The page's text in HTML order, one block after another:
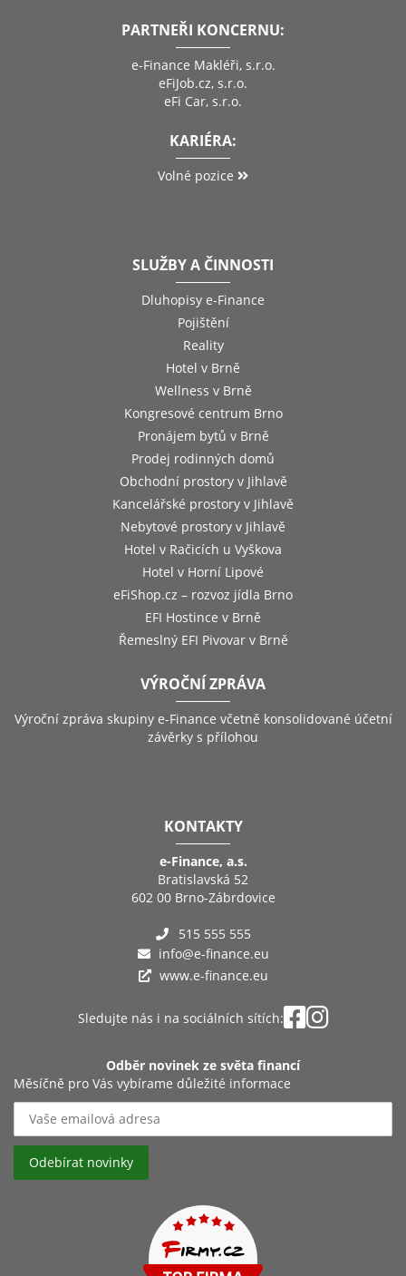
PARTNEŘI KONCERNU:
e-Finance Makléři, s.r.o.
eFiJob.cz, s.r.o.
eFi Car, s.r.o.
KARIÉRA:
Volné pozice
SLUŽBY A ČINNOSTI
Dluhopisy e-Finance
Pojištění
Reality
Hotel v Brně
Wellness v Brně
Kongresové centrum Brno
Pronájem bytů v Brně
Prodej rodinných domů
Obchodní prostory v Jihlavě
Kancelářské prostory v Jihlavě
Nebytové prostory v Jihlavě
Hotel v Račicích u Vyškova
Hotel v Horní Lipové
eFiShop.cz – rozvoz jídla Brno
EFI Hostince v Brně
Řemeslný EFI Pivovar v Brně
VÝROČNÍ ZPRÁVA
Výroční zpráva skupiny e-Finance včetně konsolidované účetní
závěrky s přílohou
KONTAKTY
e-Finance, a.s.
Bratislavská 52
602 00 Brno-Zábrdovice
515 555 555
info@e-finance.eu
www.e-finance.eu
Sledujte nás i na sociálních sítích:
Odběr novinek ze světa financí
Měsíčně pro Vás vybírame důležité informace